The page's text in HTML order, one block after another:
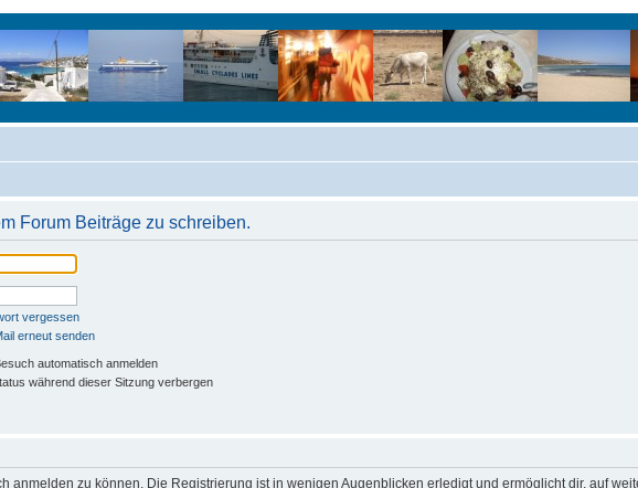
Forum Beiträge zu schreiben.
vergessen
erneut senden
automatisch anmelden
während dieser Sitzung verbergen
anmelden zu können. Die Registrierung ist in wenigen Augenblicken erledigt und ermöglicht dir, auf